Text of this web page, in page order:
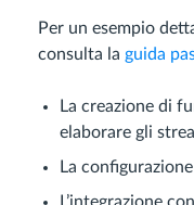
Per un esempio
consulta la guida
La creazione di
elaborare gli
La
L’integrazione